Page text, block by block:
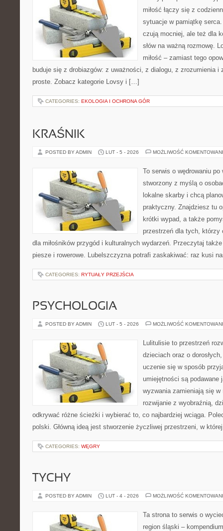
miłość łączy się z
sytuacje w pamiątkę
czują mocniej, ale też dla
słów na ważną rozmowę.
miłość – zamiast tego
buduje się z drobiazgów: z uważności, z dialogu, z zrozumienia i
proste. Zobacz kategorie Lovsy i […]
CATEGORIES: EKOLOGIA I OCHRONA GÓR
KRAŚNIK
POSTED BY ADMIN LUT - 5 - 2026 MOŻLIWOŚĆ
To serwis o wędrowaniu
stworzony z myślą o
lokalne skarby i chcą
praktyczny. Znajdziesz tu
krótki wypad, a także
przestrzeń dla tych, którzy
dla miłośników przygód i kulturalnych wydarzeń. Przeczytaj
piesze i rowerowe. Lubelszczyzna potrafi zaskakiwać: raz kusi
CATEGORIES: RYTUAŁY PRZEJŚCIA
PSYCHOLOGIA
POSTED BY ADMIN LUT - 5 - 2026 MOŻLIWOŚĆ
Lulitulisie to przestrzeń
dzieciach oraz o
uczenie się w sposób
umiejętności są podawane
wyzwania zamieniają się w
rozwijanie z wyobraźnią,
odkrywać różne ścieżki i wybierać to, co najbardziej wciąga.
polski. Główną ideą jest stworzenie życzliwej przestrzeni, w
CATEGORIES: WĘGRY
TYCHY
POSTED BY ADMIN LUT - 4 - 2026 MOŻLIWOŚĆ
Ta strona to serwis o
region śląski –